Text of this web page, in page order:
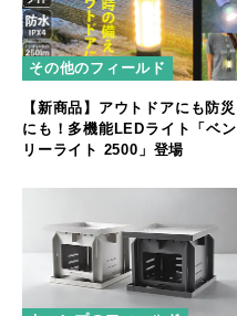
その他のフィールド
【新商品】アウトドアにも防災
にも！多機能LEDライト「ベン
リーライト 2500」登場